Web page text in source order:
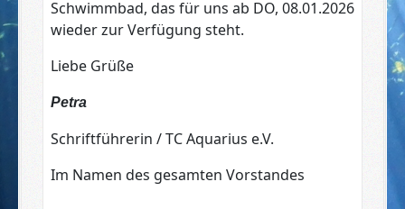
Schwimmbad, das für uns ab DO, 08.01.2026
wieder zur Verfügung steht.
Liebe Grüße
Petra
Schriftführerin / TC Aquarius e.V.
Im Namen des gesamten Vorstandes